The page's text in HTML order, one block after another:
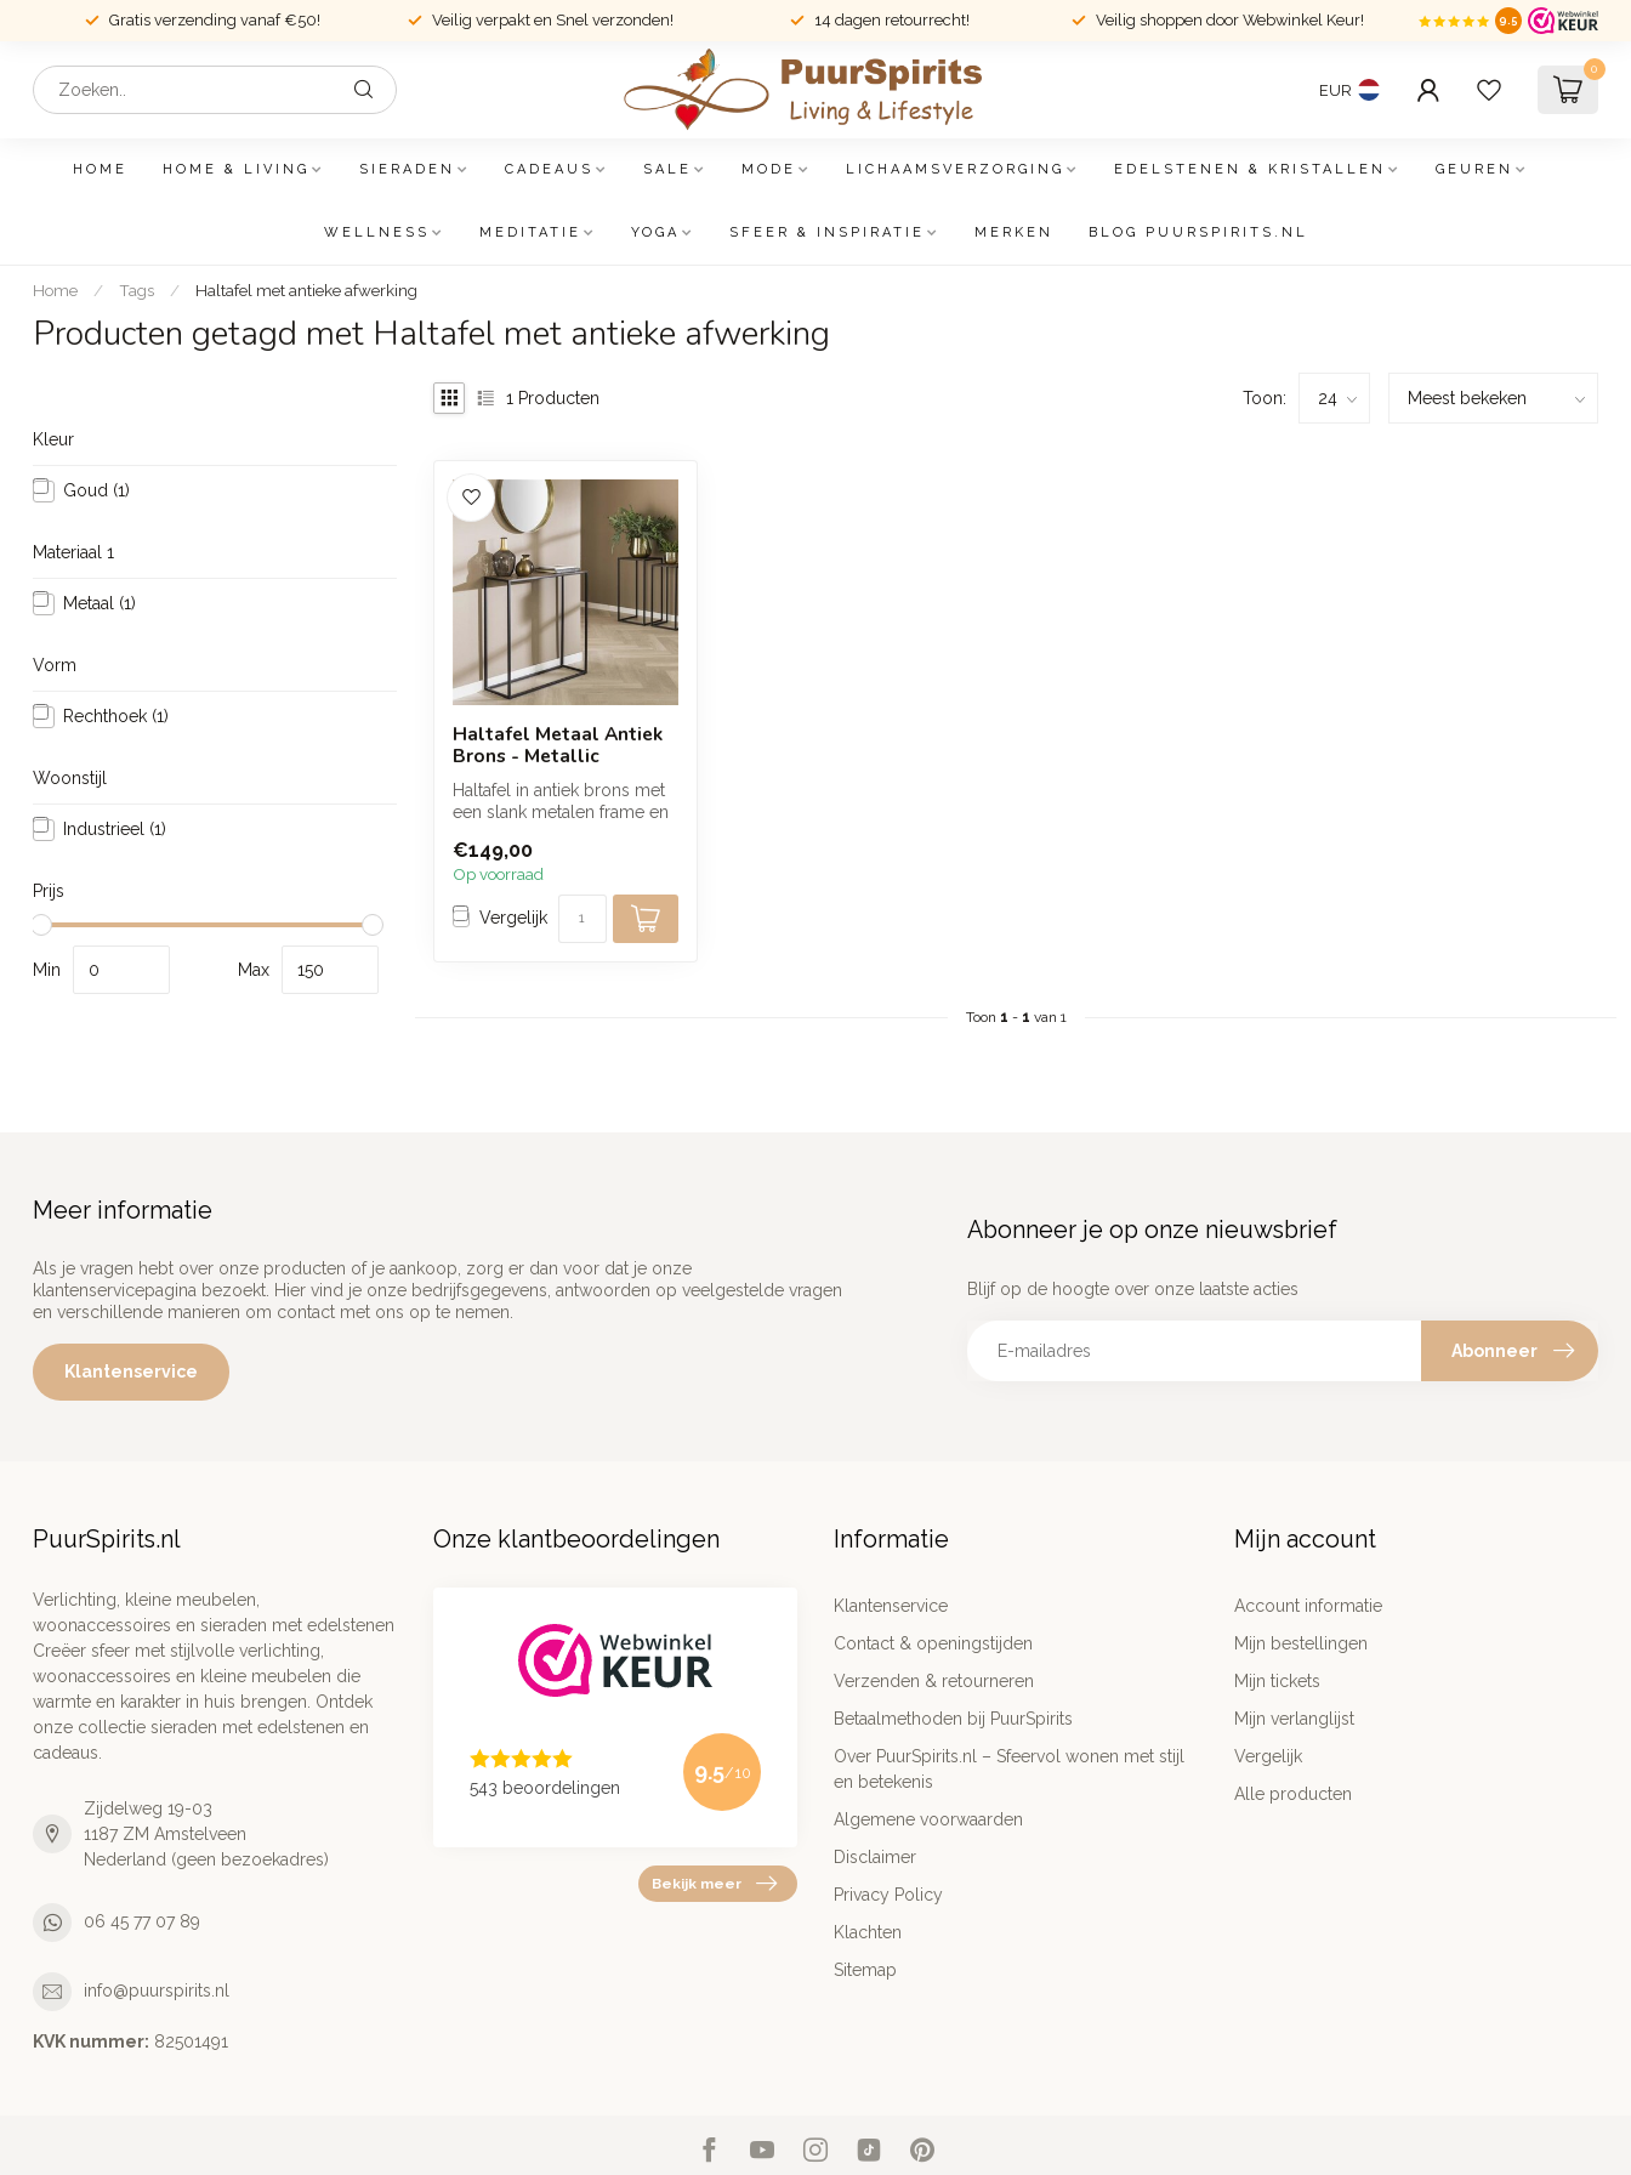
Gratis verzending vanaf €50! Veilig verpakt en Snel verzonden! 14 dagen retourrecht! Veilig shoppen door Webwinkel Keur! 9.5
EUR
0
HOME HOME & LIVING SIERADEN CADEAUS SALE MODE LICHAAMSVERZORGING EDELSTENEN & KRISTALLEN GEUREN
WELLNESS MEDITATIE YOGA SFEER & INSPIRATIE MERKEN BLOG PUURSPIRITS.NL
Home / Tags / Haltafel met antieke afwerking
Producten getagd met Haltafel met antieke afwerking
Kleur
Goud (1)
Materiaal 1
Metaal (1)
Vorm
Rechthoek (1)
Woonstijl
Industrieel (1)
Prijs
Min Max
1 Producten Toon:
Haltafel Metaal Antiek
Brons - Metallic
Haltafel in antiek brons met
een slank metalen frame en
€149,00
Op voorraad
Vergelijk
Toon 1 - 1 van 1
Meer informatie
Als je vragen hebt over onze producten of je aankoop, zorg er dan voor dat je onze
klantenservicepagina bezoekt. Hier vind je onze bedrijfsgegevens, antwoorden op veelgestelde vragen
en verschillende manieren om contact met ons op te nemen.
Klantenservice
Abonneer je op onze nieuwsbrief
Blijf op de hoogte over onze laatste acties
Abonneer
PuurSpirits.nl
Verlichting, kleine meubelen,
woonaccessoires en sieraden met edelstenen
Creëer sfeer met stijlvolle verlichting,
woonaccessoires en kleine meubelen die
warmte en karakter in huis brengen. Ontdek
onze collectie sieraden met edelstenen en
cadeaus.
Zijdelweg 19-03
1187 ZM Amstelveen
Nederland (geen bezoekadres)
06 45 77 07 89
info@puurspirits.nl
KVK nummer: 82501491
Onze klantbeoordelingen
543 beoordelingen
9.5/10
Bekijk meer
Informatie
Klantenservice
Contact & openingstijden
Verzenden & retourneren
Betaalmethoden bij PuurSpirits
Over PuurSpirits.nl – Sfeervol wonen met stijl
en betekenis
Algemene voorwaarden
Disclaimer
Privacy Policy
Klachten
Sitemap
Mijn account
Account informatie
Mijn bestellingen
Mijn tickets
Mijn verlanglijst
Vergelijk
Alle producten